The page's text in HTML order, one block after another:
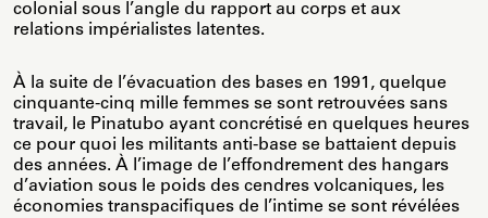
colonial sous l’angle du rapport au corps et aux
relations impérialistes latentes.
À la suite de l’évacuation des bases en 1991, quelque
cinquante-cinq mille femmes se sont retrouvées sans
travail, le Pinatubo ayant concrétisé en quelques heures
ce pour quoi les militants anti-base se battaient depuis
des années. À l’image de l’effondrement des hangars
d’aviation sous le poids des cendres volcaniques, les
économies transpacifiques de l’intime se sont révélées